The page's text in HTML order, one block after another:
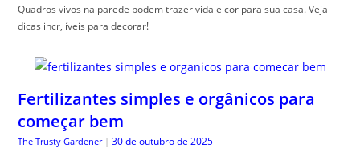
Quadros vivos na parede podem trazer vida e cor para sua casa. Veja
dicas incr, íveis para decorar!
Fertilizantes simples e orgânicos para
começar bem
The Trusty Gardener | 30 de outubro de 2025